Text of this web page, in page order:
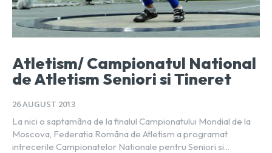
Atletism/ Campionatul National
de Atletism Seniori si Tineret
26 AUGUST 2013
La nici o saptamâna de la finalul Campionatului Mondial de la
Moscova, Federatia Româna de Atletism a programat
intrecerile Campionatelor Nationale pentru Seniori si...